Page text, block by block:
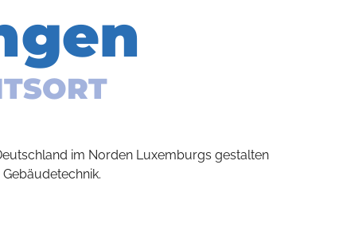
im Norden Luxemburgs gestalten